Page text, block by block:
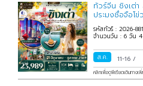
ทัวร์จีน ชิงเต่า
ประมงซื่อจือโ
6 วัน 4
รหัสทัวร์ : 2026-
จำนวนวัน : 6 วัน
ส.ค. 11-16/
คลิกเพื่อดูพีเรียดเดินทางเพิ่